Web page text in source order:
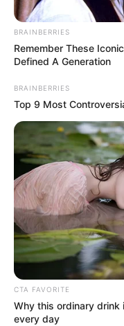
Where Nobody Dies
BRAINBERRIES
Performance
In One Dose
DIRECTMAX
BRAINBERRIES
Remember These
Defined A Generation
BRAINBERRIES
Top 9 Most
CTA FAVORITE
Why this ordinary
every day